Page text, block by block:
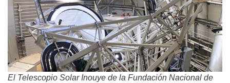
El Telescopio Solar Inouye de la Fundación Nacional de